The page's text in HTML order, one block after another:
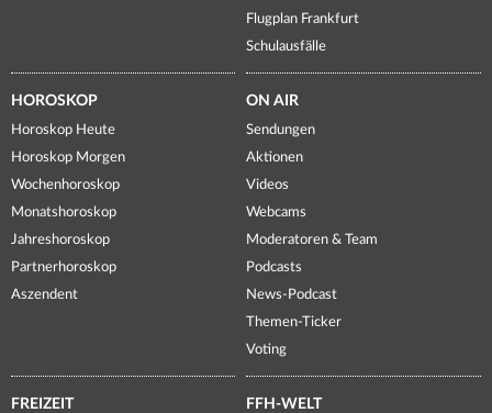
Flugplan Frankfurt
Schulausfälle
HOROSKOP
Horoskop Heute
Horoskop Morgen
Wochenhoroskop
Monatshoroskop
Jahreshoroskop
Partnerhoroskop
Aszendent
ON AIR
Sendungen
Aktionen
Videos
Webcams
Moderatoren & Team
Podcasts
News-Podcast
Themen-Ticker
Voting
FREIZEIT FFH-WELT